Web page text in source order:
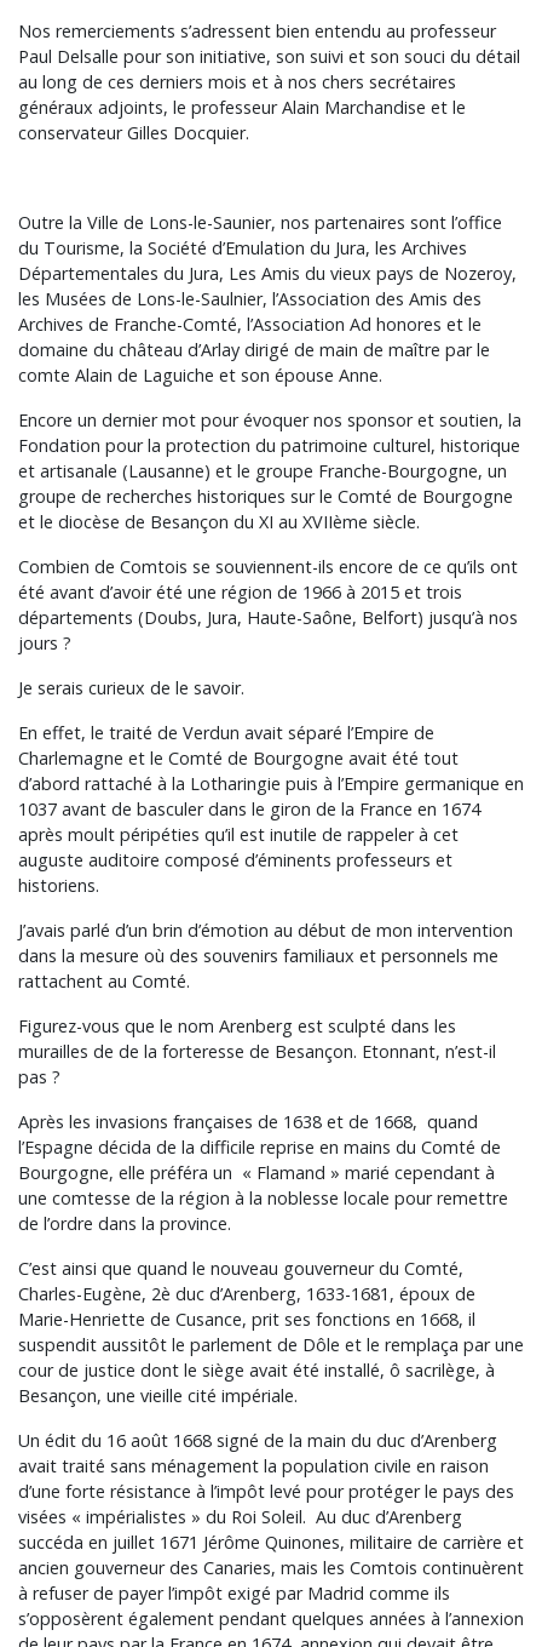
Nos remerciements s’adressent bien entendu au professeur
Paul Delsalle pour son initiative, son suivi et son souci du détail
au long de ces derniers mois et à nos chers secrétaires
généraux adjoints, le professeur Alain Marchandise et le
conservateur Gilles Docquier.
Outre la Ville de Lons-le-Saunier, nos partenaires sont l’office
du Tourisme, la Société d’Emulation du Jura, les Archives
Départementales du Jura, Les Amis du vieux pays de Nozeroy,
les Musées de Lons-le-Saulnier, l’Association des Amis des
Archives de Franche-Comté, l’Association Ad honores et le
domaine du château d’Arlay dirigé de main de maître par le
comte Alain de Laguiche et son épouse Anne.
Encore un dernier mot pour évoquer nos sponsor et soutien, la
Fondation pour la protection du patrimoine culturel, historique
et artisanale (Lausanne) et le groupe Franche-Bourgogne, un
groupe de recherches historiques sur le Comté de Bourgogne
et le diocèse de Besançon du XI au XVIIème siècle.
Combien de Comtois se souviennent-ils encore de ce qu’ils ont
été avant d’avoir été une région de 1966 à 2015 et trois
départements (Doubs, Jura, Haute-Saône, Belfort) jusqu’à nos
jours ?
Je serais curieux de le savoir.
En effet, le traité de Verdun avait séparé l’Empire de
Charlemagne et le Comté de Bourgogne avait été tout
d’abord rattaché à la Lotharingie puis à l’Empire germanique en
1037 avant de basculer dans le giron de la France en 1674
après moult péripéties qu’il est inutile de rappeler à cet
auguste auditoire composé d’éminents professeurs et
historiens.
J’avais parlé d’un brin d’émotion au début de mon intervention
dans la mesure où des souvenirs familiaux et personnels me
rattachent au Comté.
Figurez-vous que le nom Arenberg est sculpté dans les
murailles de de la forteresse de Besançon. Etonnant, n’est-il
pas ?
Après les invasions françaises de 1638 et de 1668, quand
l’Espagne décida de la difficile reprise en mains du Comté de
Bourgogne, elle préféra un « Flamand » marié cependant à
une comtesse de la région à la noblesse locale pour remettre
de l’ordre dans la province.
C’est ainsi que quand le nouveau gouverneur du Comté,
Charles-Eugène, 2è duc d’Arenberg, 1633-1681, époux de
Marie-Henriette de Cusance, prit ses fonctions en 1668, il
suspendit aussitôt le parlement de Dôle et le remplaça par une
cour de justice dont le siège avait été installé, ô sacrilège, à
Besançon, une vieille cité impériale.
Un édit du 16 août 1668 signé de la main du duc d’Arenberg
avait traité sans ménagement la population civile en raison
d’une forte résistance à l’impôt levé pour protéger le pays des
visées « impérialistes » du Roi Soleil. Au duc d’Arenberg
succéda en juillet 1671 Jérôme Quinones, militaire de carrière et
ancien gouverneur des Canaries, mais les Comtois continuèrent
à refuser de payer l’impôt exigé par Madrid comme ils
s’opposèrent également pendant quelques années à l’annexion